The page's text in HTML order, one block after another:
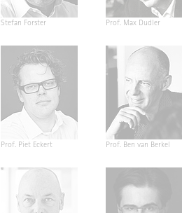
Stefan Forster Prof. Max Dudler
Prof. Piet Eckert Prof. Ben van Berkel